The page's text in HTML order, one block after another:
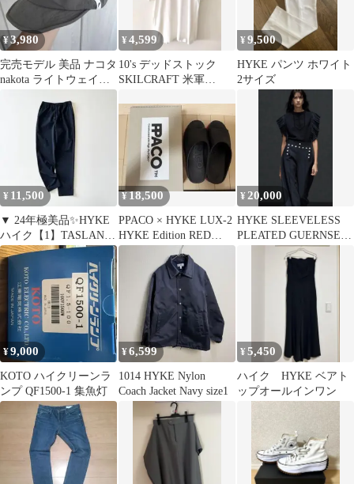
¥3,980
完売モデル 美品 ナコタ
nakota ライトウェイト
¥4,599
10's デッドストック
SKILCRAFT 米軍
¥9,500
HYKE パンツ ホワイト
2サイズ
¥ 11,500
▼ 24年極美品✨HYKE
ハイク【1】TASLAN
TAPERED PANTS
¥18,500
PPACO × HYKE LUX-2
HYKE Edition RED
28cm
¥ 20,000
HYKE SLEEVELESS
PLEATED GUERNSEY
¥9,000
KOTO ハイクリーンラ
ンプ QF1500-1 集魚灯
¥6,599
1014 HYKE Nylon
Coach Jacket Navy size1
¥5,450
ハイク HYKE ベアト
ップオールインワン